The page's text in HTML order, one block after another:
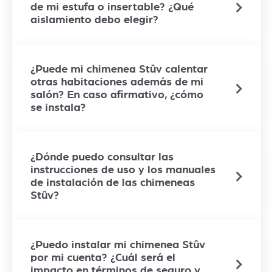
de mi estufa o insertable? ¿Qué
aislamiento debo elegir?
¿Puede mi chimenea Stûv calentar
otras habitaciones además de mi
salón? En caso afirmativo, ¿cómo
se instala?
¿Dónde puedo consultar las
instrucciones de uso y los manuales
de instalación de las chimeneas
Stûv?
¿Puedo instalar mi chimenea Stûv
por mi cuenta? ¿Cuál será el